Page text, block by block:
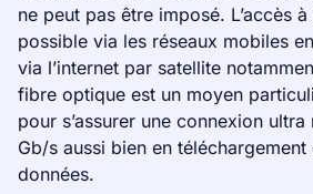
ne peut pas être imposé. L’accès
possible via les réseaux mobiles
via l’internet par satellite
fibre optique est un moyen
pour s’assurer une connexion
Gb/s aussi bien en téléchargement
données.